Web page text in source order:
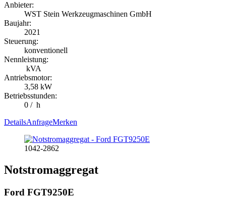
Anbieter:
WST Stein Werkzeugmaschinen GmbH
Baujahr:
2021
Steuerung:
konventionell
Nennleistung:
kVA
Antriebsmotor:
3,58 kW
Betriebsstunden:
0 / h
DetailsAnfrageMerken
1042-2862
Notstromaggregat
Ford FGT9250E